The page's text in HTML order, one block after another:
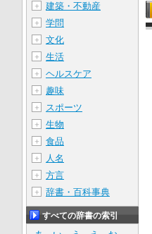
＋ 建築・不動産
＋ 学問
＋ 文化
＋ 生活
＋ ヘルスケア
＋ 趣味
＋ スポーツ
＋ 生物
＋ 食品
＋ 人名
＋ 方言
＋ 辞書・百科事典
すべての辞書の索引